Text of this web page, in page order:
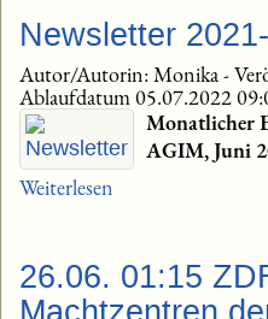
Newsletter
Autor/Autorin: Monika-
Ablaufdatum 05.07.2022
Monatlicher
AGIM, Juni
Weiterlesen
26.06. 01:15
Machtzentren